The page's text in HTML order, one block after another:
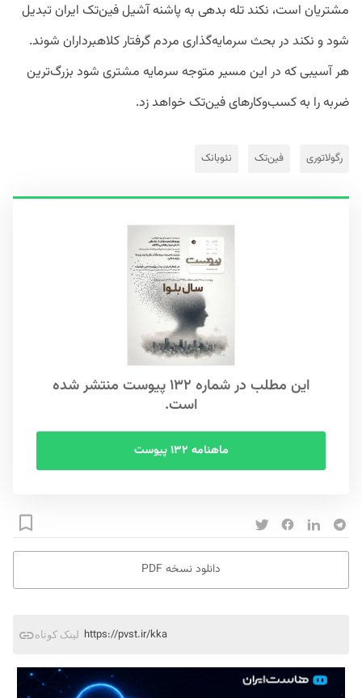
مشتریان است، نکند تله بدهی به پاشنه آشیل فین‌تک ایران تبدیل
شود و نکند در بحث سرمایه‌گذاری مردم گرفتار کلاهبرداران شوند.
هر آسیبی که در این مسیر متوجه سرمایه مشتری شود بزرگ‌ترین
ضربه را به کسب‌وکارهای فین‌تک خواهد زد.
رگولاتوری فین‌تک‌ نئوبانک
این مطلب در شماره ۱۳۲ پیوست منتشر شده
است.
ماهنامه ۱۳۲ پیوست
دانلود نسخه PDF
لینک کوتاه https://pvst.ir/kka